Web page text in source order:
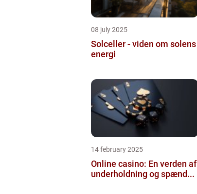
08 july 2025
Solceller - viden om solens
energi
14 february 2025
Online casino: En verden af
underholdning og spænd...